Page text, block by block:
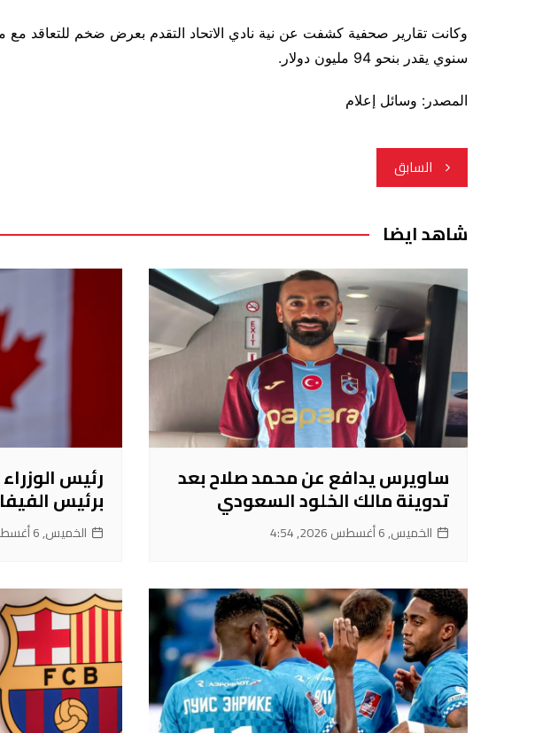
وكانت تقارير صحفية كشفت عن نية نادي الاتحاد التقدم بعرض ضخم للتعاقد
سنوي يقدر بنحو 94 مليون دولار.
المصدر: وسائل إعلام
تصفّح
المقالات
السابق
شاهد ايضا
ساويرس يدافع عن محمد صلاح بعد
تدوينة مالك الخلود السعودي
الخميس, 6 أغسطس 2026, 4:54
رئيس
برئيس
الخميس, 6 أغسطس 2026, 4:54